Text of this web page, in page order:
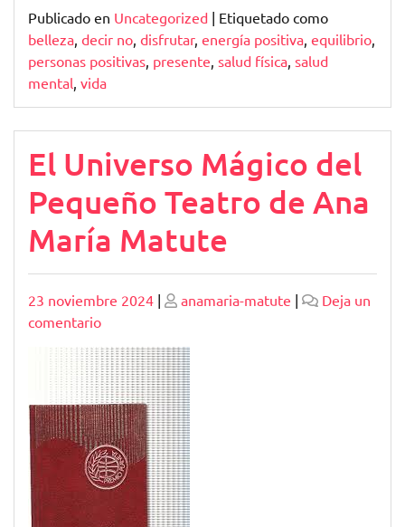
Publicado en Uncategorized | Etiquetado como
belleza, decir no, disfrutar, energía positiva, equilibrio,
personas positivas, presente, salud física, salud
mental, vida
El Universo Mágico del
Pequeño Teatro de Ana
María Matute
Publicado
23 noviembre 2024 | Publicado
anamaria-matute |
Deja un
comentarioen
El
Universo
Mágico
del
Pequeño
Teatro
de
Ana
María